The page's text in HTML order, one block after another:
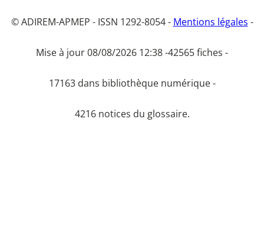
© ADIREM-APMEP - ISSN 1292-8054 - Mentions légales -
Mise à jour 08/08/2026 12:38 -42565 fiches -
17163 dans bibliothèque numérique -
4216 notices du glossaire.